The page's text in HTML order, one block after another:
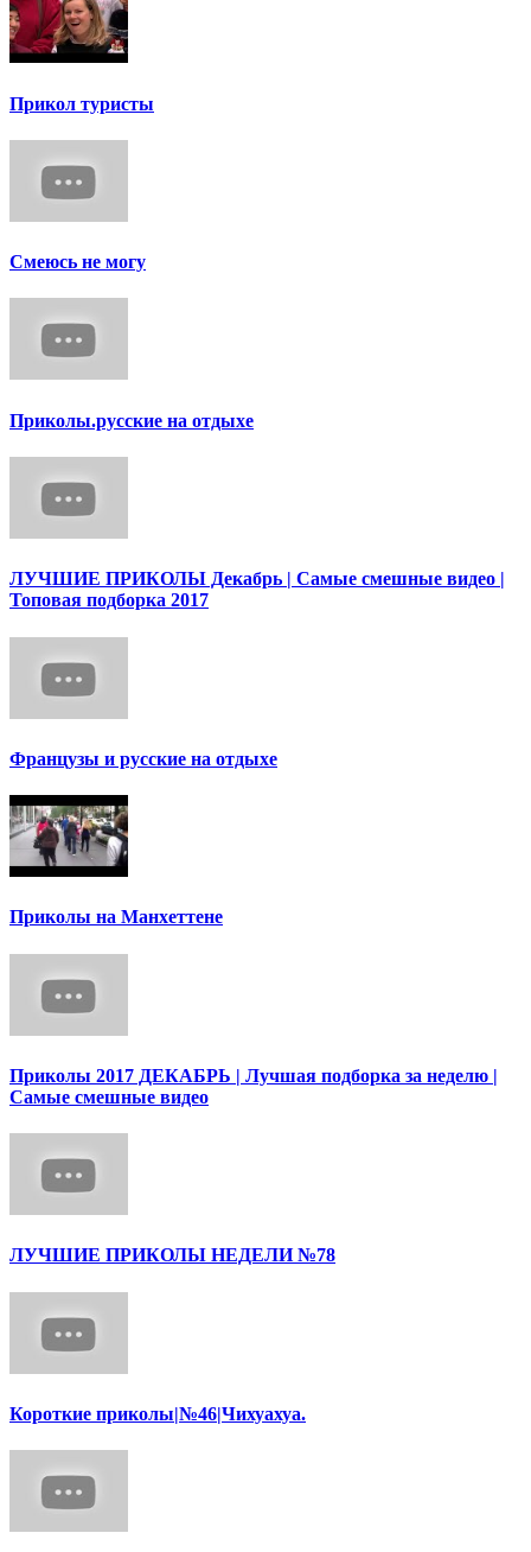
Прикол туристы
Смеюсь не могу
Приколы.русские на отдыхе
ЛУЧШИЕ ПРИКОЛЫ Декабрь | Cамые смешные видео |
Топовая подборка 2017
Французы и русские на отдыхе
Приколы на Манхеттене
Приколы 2017 ДЕКАБРЬ | Лучшая подборка за неделю |
Cамые смешные видео
ЛУЧШИЕ ПРИКОЛЫ НЕДЕЛИ №78
Короткие приколы|№46|Чихуахуа.